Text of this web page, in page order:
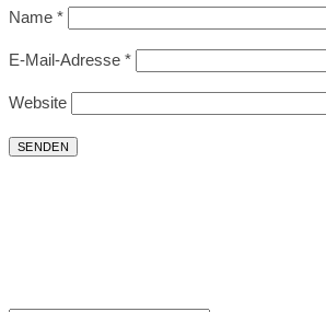
Name *
E-Mail-Adresse *
Website